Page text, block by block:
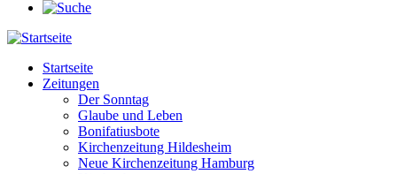
Main
navigation
Startseite
Zeitungen
Der Sonntag
Glaube und Leben
Bonifatiusbote
Kirchenzeitung Hildesheim
Neue Kirchenzeitung Hamburg